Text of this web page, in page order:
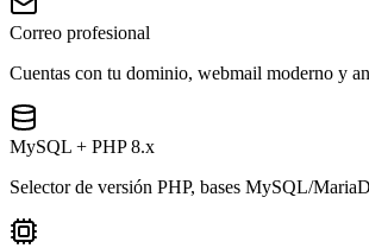
Correo profesional
Cuentas con tu dominio, webmail moderno y
MySQL + PHP 8.x
Selector de versión PHP, bases MySQL/